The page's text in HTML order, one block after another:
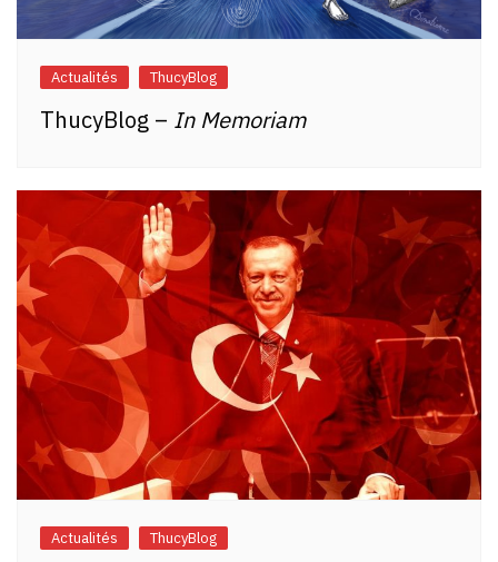
Actualités ThucyBlog
ThucyBlog – In Memoriam
Actualités ThucyBlog